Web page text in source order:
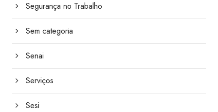
Segurança no Trabalho
Sem categoria
Senai
Serviços
Sesi